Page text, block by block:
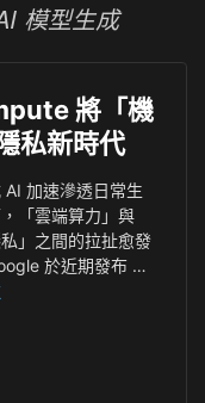
模型生成